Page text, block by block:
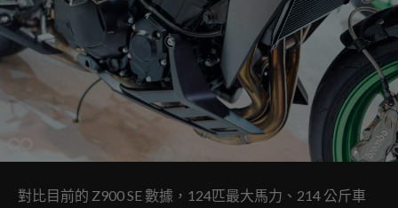
對比目前的 Z900 SE 數據，124匹最大馬力、214 公斤車